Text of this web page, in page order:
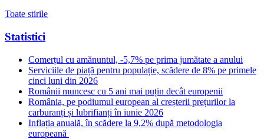
Toate stirile
Statistici
Comerțul cu amănuntul, -5,7% pe prima jumătate a anului
Serviciile de piață pentru populație, scădere de 8% pe primele
cinci luni din 2026
Românii muncesc cu 5 ani mai puțin decât europenii
România, pe podiumul european al creșterii prețurilor la
carburanți și lubrifianți în iunie 2026
Inflația anuală, în scădere la 9,2% după metodologia
europeană